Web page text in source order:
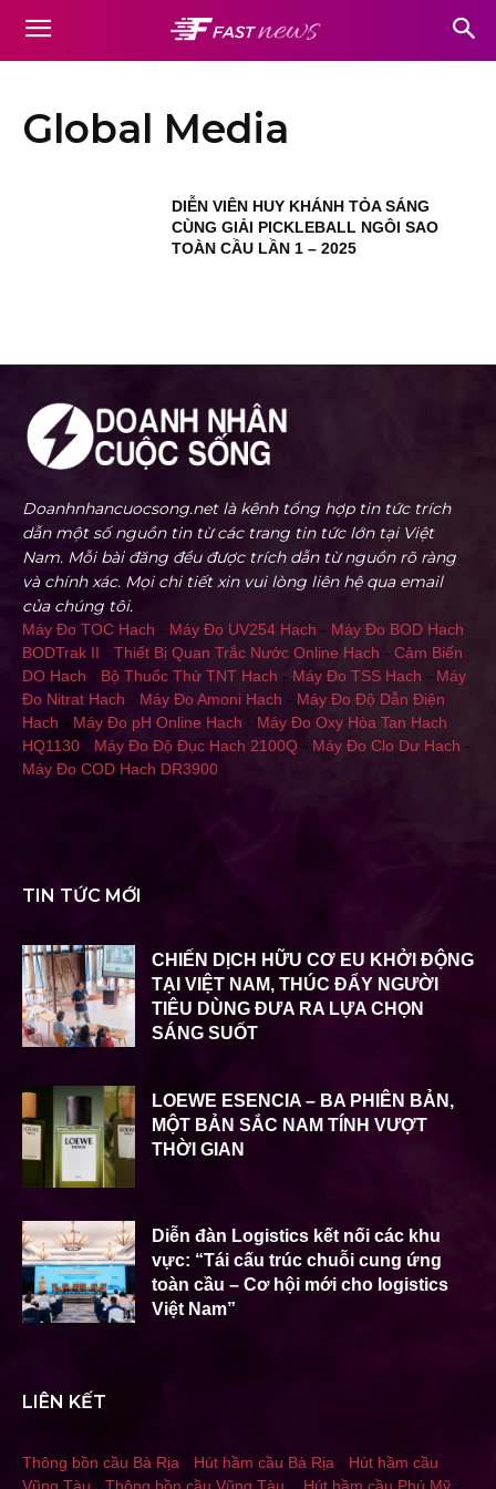
Global Media
DIỄN VIÊN HUY KHÁNH TỎA SÁNG
CÙNG GIẢI PICKLEBALL NGÔI SAO
TOÀN CẦU LẦN 1 – 2025
Doanhnhancuocsong.net là kênh tổng hợp tin tức trích
dẫn một số nguồn tin từ các trang tin tức lớn tại Việt
Nam. Mỗi bài đăng đều được trích dẫn từ nguồn rõ ràng
và chính xác. Mọi chi tiết xin vui lòng liên hệ qua email
của chúng tôi.
Máy Đo TOC Hach - Máy Đo UV254 Hach - Máy Đo BOD Hach
BODTrak II - Thiết Bị Quan Trắc Nước Online Hach - Cảm Biến
DO Hach - Bộ Thuốc Thử TNT Hach - Máy Đo TSS Hach - Máy
Đo Nitrat Hach - Máy Đo Amoni Hach - Máy Đo Độ Dẫn Điện
Hach - Máy Đo pH Online Hach - Máy Đo Oxy Hòa Tan Hach
HQ1130 - Máy Đo Độ Đục Hach 2100Q - Máy Đo Clo Dư Hach -
Máy Đo COD Hach DR3900
TIN TỨC MỚI
CHIẾN DỊCH HỮU CƠ EU KHỞI ĐỘNG
TẠI VIỆT NAM, THÚC ĐẨY NGƯỜI
TIÊU DÙNG ĐƯA RA LỰA CHỌN
SÁNG SUỐT
LOEWE ESENCIA – BA PHIÊN BẢN,
MỘT BẢN SẮC NAM TÍNH VƯỢT
THỜI GIAN
Diễn đàn Logistics kết nối các khu
vực: “Tái cấu trúc chuỗi cung ứng
toàn cầu – Cơ hội mới cho logistics
Việt Nam”
LIÊN KẾT
Thông bồn cầu Bà Rịa Hút hầm cầu Bà Rịa - Hút hầm cầu